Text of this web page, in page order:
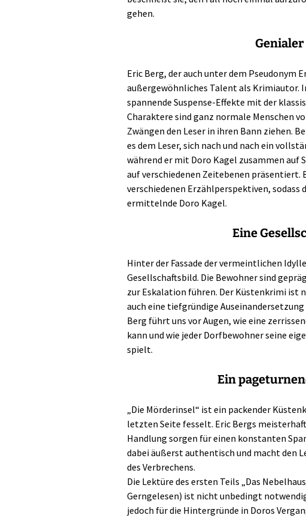
gehen.
Eric Berg, der auch unter dem Pseudonym
außergewöhnliches Talent als Krimiautor.
spannende Suspense-Effekte mit der
Charaktere sind ganz normale Menschen
Zwängen den Leser in ihren Bann
es dem Leser, sich nach und nach ein
während er mit Doro Kagel zusammen auf
auf verschiedenen Zeitebenen präsentiert.
verschiedenen Erzählperspektiven, sodass
ermittelnde Doro Kagel.
Eine
Hinter der Fassade der vermeintlichen
Gesellschaftsbild. Die Bewohner sind
zur Eskalation führen. Der Küstenkrimi ist
auch eine tiefgründige
Berg führt uns vor Augen, wie eine
kann und wie jeder Dorfbewohner seine
spielt.
Ein
„Die Mörderinsel“ ist ein packender
letzten Seite fesselt. Eric Bergs
Handlung sorgen für einen konstanten
dabei äußerst authentisch und macht den
des Verbrechens.
Die Lektüre des ersten Teils „Das
Gerngelesen) ist nicht unbedingt
jedoch für die Hintergründe in Doros